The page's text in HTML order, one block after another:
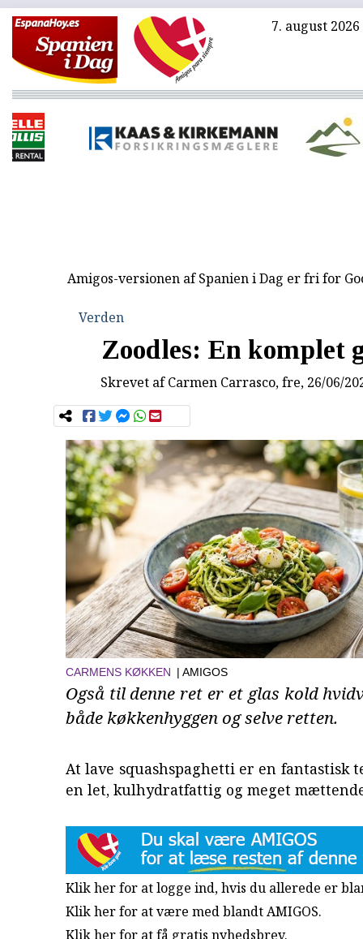
7. august 2026
Amigos-versionen af Spanien i Dag er fri for
Verden
Zoodles: En komplet
Skrevet afCarmen Carrasco, fre, 26/06/
CARMENS KØKKEN | AMIGOS
Også til denne ret er et glas kold
både køkkenhyggen og selve retten.
At lave squashspaghetti er en fantastisk
en let, kulhydratfattig og meget
Klik her for at logge ind, hvis du allerede er
Klik her for at være med blandt AMIGOS.
Klik her for at få gratis nyhedsbrev.